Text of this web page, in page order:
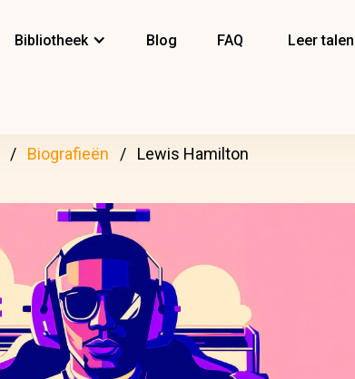
Bibliotheek Blog FAQ Leer talen
Biografieën Lewis Hamilton